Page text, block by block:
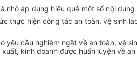
nhỏ áp dụng hiệu quả một số nội
thực hiện công tác an toàn, vệ sinh
yêu cầu nghiêm ngặt về an toàn, vệ
kinh doanh được huấn luyện về